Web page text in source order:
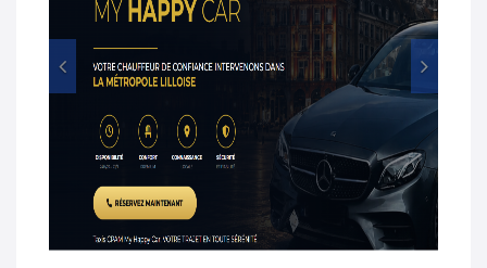
Prec Suiv